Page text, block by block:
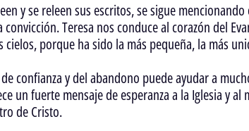
y se releen sus escritos, se sigue
Teresa nos conduce al corazón del
porque ha sido la más pequeña, la más
confianza y del abandono puede ayudar a
un fuerte mensaje de esperanza a la Iglesia y
de Cristo.